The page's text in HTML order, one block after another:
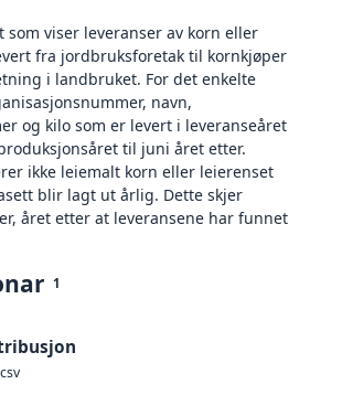
som viser leveranser av korn eller
fra jordbruksforetak til kornkjøper
i landbruket. For det enkelte
navn,
og kilo som er levert i leveranseåret
til juni året etter.
ikke leiemalt korn eller leierenset
blir lagt ut årlig. Dette skjer
året etter at leveransene har funnet
1
csv